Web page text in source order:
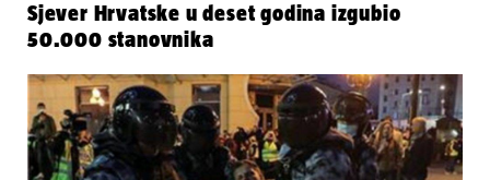
Sjever Hrvatske u deset godina izgubio
50.000 stanovnika